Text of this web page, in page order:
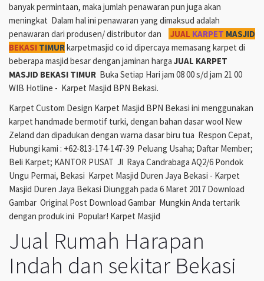
banyak permintaan, maka jumlah penawaran pun juga akan
meningkat Dalam hal ini penawaran yang dimaksud adalah
penawaran dari produsen/ distributor dan
JUAL KARPET MASJID
BEKASI TIMURkarpetmasjid co id dipercaya memasang karpet di
beberapa masjid besar dengan jaminan harga JUAL KARPET
MASJID BEKASI TIMUR Buka Setiap Hari jam 08 00 s/d jam 21 00
WIB Hotline - Karpet Masjid BPN Bekasi.
Karpet Custom Design Karpet Masjid BPN Bekasi ini menggunakan
karpet handmade bermotif turki, dengan bahan dasar wool New
Zeland dan dipadukan dengan warna dasar biru tua Respon Cepat,
Hubungi kami : +62-813-174-147-39 Peluang Usaha; Daftar Member;
Beli Karpet; KANTOR PUSAT Jl Raya Candrabaga AQ2/6 Pondok
Ungu Permai, Bekasi Karpet Masjid Duren Jaya Bekasi - Karpet
Masjid Duren Jaya Bekasi Diunggah pada 6 Maret 2017 Download
Gambar Original Post Download Gambar Mungkin Anda tertarik
dengan produk ini Popular! Karpet Masjid
Jual Rumah Harapan
Indah dan sekitar Bekasi